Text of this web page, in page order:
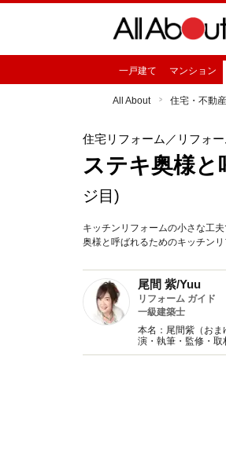
一戸建て マンション
All About 住宅・不動産
住宅リフォーム ／リフォ
ステキ奥様
ジ目)
キッチンリフォームの小さな工
奥様と呼ばれるためのキッチンリ
尾間 紫/Yuu
リフォーム ガイド
一級建築士
本名：尾間紫（お
演・執筆・監修・
提唱。本当に満足